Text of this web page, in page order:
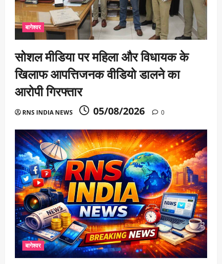
बागेश्वर
सोशल मीडिया पर महिला और विधायक के
खिलाफ आपत्तिजनक वीडियो डालने का
आरोपी गिरफ्तार
RNS INDIA NEWS 05/08/2026 0
बागेश्वर